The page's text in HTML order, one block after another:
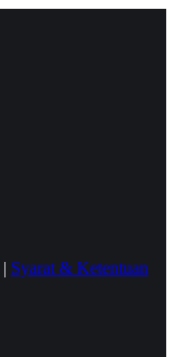
| Syarat & Ketentuan